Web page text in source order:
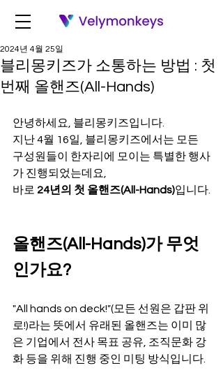
블리몽키즈가 소통하는 방법 : 첫
번째 올핸즈(All-Hands)
2024년 4월 25일
안녕하세요, 블리몽키즈입니다.
지난 4월 16일, 블리몽키즈에서는 모든
구성원들이 한자리에 모이는 특별한 행사
가 진행되었는데요,
바로 24년의 첫 올핸즈(All-Hands)입니다.
올핸즈(All-Hands)가 무엇
인가요?
"All hands on deck!"(모든 선원은 갑판 위
로!)라는 뜻에서 유래된 올핸즈는 이미 많
은 기업에서 전사 목표 공유, 조직문화 강
화 등을 위해 진행 중인 미팅 방식입니다.